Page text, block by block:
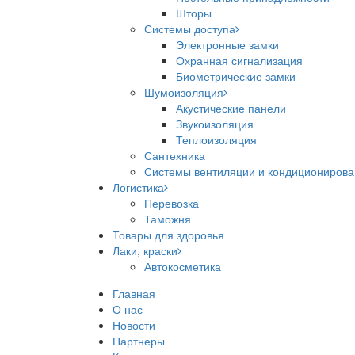
Шторы
Системы доступа
Электронные замки
Охранная сигнализация
Биометрические замки
Шумоизоляция
Акустические панели
Звукоизоляция
Теплоизоляция
Сантехника
Системы вентиляции и
Логистика
Перевозка
Таможня
Товары для здоровья
Лаки, краски
Автокосметика
Главная
О нас
Новости
Партнеры